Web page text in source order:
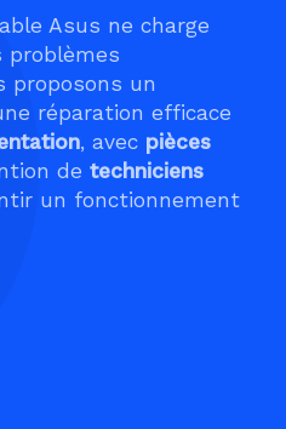
Asus ne charge
problèmes
proposons un
réparation efficace
, avec pièces
de techniciens
un fonctionnement